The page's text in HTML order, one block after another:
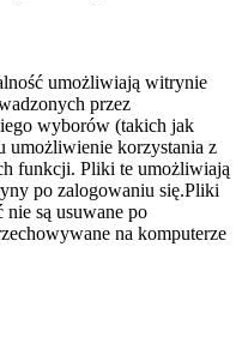
umożliwiają witrynie
przez
wyborów (takich jak
umożliwienie korzystania z
funkcji. Pliki te umożliwiają
po zalogowaniu się.Pliki
są usuwane po
na komputerze